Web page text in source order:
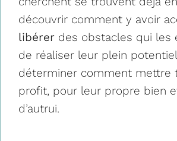
découvrir comment y avoir
libérer des obstacles qui les
de réaliser leur plein
déterminer comment mettre
profit, pour leur propre bien
d’autrui.